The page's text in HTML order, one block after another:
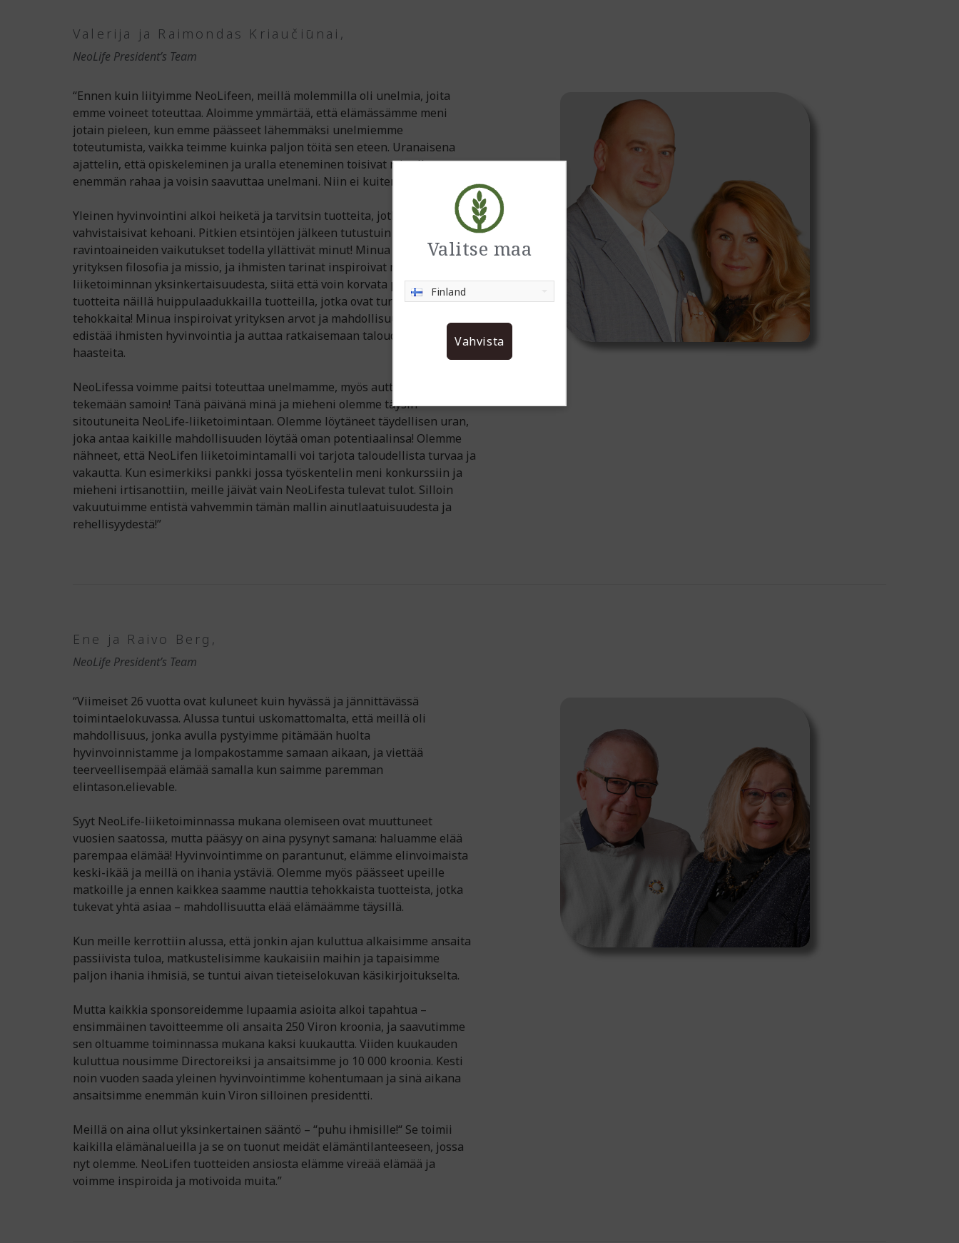
Valitse maa
Finland
Vahvista
Valerija ja Raimondas Kriaučiūnai,
NeoLife President’s Team
“Ennen kuin liityimme NeoLifeen, meillä molemmilla oli unelmia, joita
emme voineet toteuttaa. Aloimme ymmärtää, että elämässämme meni
jotain pieleen, kun emme päässeet lähemmäksi unelmiemme
toteutumista, vaikka teimme kuinka paljon töitä sen eteen. Uranaisena
ajattelin, että opiskeleminen ja uralla eteneminen toisivat minulle
enemmän rahaa ja voisin saavuttaa unelmani. Niin ei kuitenkaan käynyt.
Yleinen hyvinvointini alkoi heiketä ja tarvitsin tuotteita, jotka
vahvistaisivat kehoani. Pitkien etsintöjen jälkeen tutustuin NeoLifeen, ja
ravintoaineiden vaikutukset todella yllättivät minut! Minua kiehtoivat
yrityksen filosofia ja missio, ja ihmisten tarinat inspiroivat meitä. Nautin
liiketoiminnan yksinkertaisuudesta, siitä että voin korvata päivittäisiä
tuotteita näillä huippulaadukkailla tuotteilla, jotka ovat turvallisia ja
tehokkaita! Minua inspiroivat yrityksen arvot ja mahdollisuus todella
edistää ihmisten hyvinvointia ja auttaa ratkaisemaan taloudellisia
haasteita.
NeoLifessa voimme paitsi toteuttaa unelmamme, myös auttaa muita
tekemään samoin! Tänä päivänä minä ja mieheni olemme täysin
sitoutuneita NeoLife-liiketoimintaan. Olemme löytäneet täydellisen uran,
joka antaa kaikille mahdollisuuden löytää oman potentiaalinsa! Olemme
nähneet, että NeoLifen liiketoimintamalli voi tarjota taloudellista turvaa ja
vakautta. Kun esimerkiksi pankki jossa työskentelin meni konkurssiin ja
mieheni irtisanottiin, meille jäivät vain NeoLifesta tulevat tulot. Silloin
vakuutuimme entistä vahvemmin tämän mallin ainutlaatuisuudesta ja
rehellisyydestä!”
Ene ja Raivo Berg,
NeoLife President’s Team
“Viimeiset 26 vuotta ovat kuluneet kuin hyvässä ja jännittävässä
toimintaelokuvassa. Alussa tuntui uskomattomalta, että meillä oli
mahdollisuus, jonka avulla pystyimme pitämään huolta
hyvinvoinnistamme ja lompakostamme samaan aikaan, ja viettää
teerveellisempää elämää samalla kun saimme paremman
elintason.elievable.
Syyt NeoLife-liiketoiminnassa mukana olemiseen ovat muuttuneet
vuosien saatossa, mutta pääsyy on aina pysynyt samana: haluamme elää
parempaa elämää! Hyvinvointimme on parantunut, elämme elinvoimaista
keski-ikää ja meillä on ihania ystäviä. Olemme myös päässeet upeille
matkoille ja ennen kaikkea saamme nauttia tehokkaista tuotteista, jotka
tukevat yhtä asiaa – mahdollisuutta elää elämäämme täysillä.
Kun meille kerrottiin alussa, että jonkin ajan kuluttua alkaisimme ansaita
passiivista tuloa, matkustelisimme kaukaisiin maihin ja tapaisimme
paljon ihania ihmisiä, se tuntui aivan tieteiselokuvan käsikirjoitukselta.
Mutta kaikkia sponsoreidemme lupaamia asioita alkoi tapahtua –
ensimmäinen tavoitteemme oli ansaita 250 Viron kroonia, ja saavutimme
sen oltuamme toiminnassa mukana kaksi kuukautta. Viiden kuukauden
kuluttua nousimme Directoreiksi ja ansaitsimme jo 10 000 kroonia. Kesti
noin vuoden saada yleinen hyvinvointimme kohentumaan ja sinä aikana
ansaitsimme enemmän kuin Viron silloinen presidentti.
Meillä on aina ollut yksinkertainen sääntö – “puhu ihmisille!“ Se toimii
kaikilla elämänalueilla ja se on tuonut meidät elämäntilanteeseen, jossa
nyt olemme. NeoLifen tuotteiden ansiosta elämme vireää elämää ja
voimme inspiroida ja motivoida muita.”